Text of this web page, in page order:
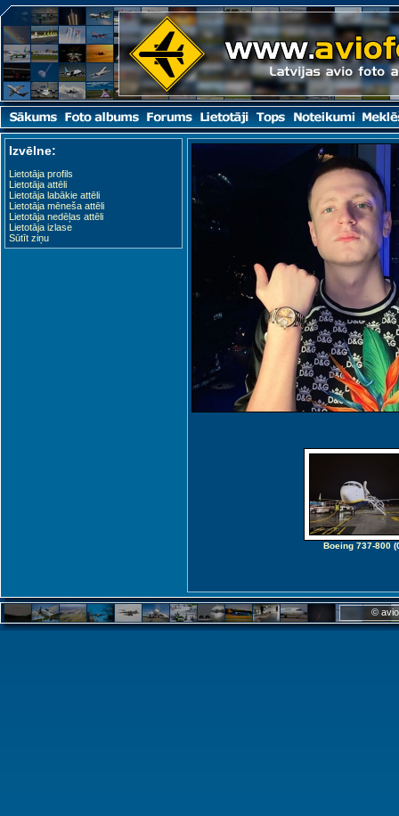
Izvēlne:
Lietotāja profils
Lietotāja attēli
Lietotāja labākie attēli
Lietotāja mēneša attēli
Lietotāja nedēļas attēli
Lietotāja izlase
Sūtīt ziņu
Boeing 737-800
©